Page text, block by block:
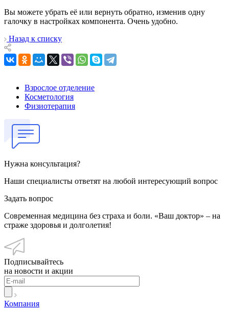
Вы можете убрать её или вернуть обратно, изменив одну
галочку в настройках компонента. Очень удобно.
Назад к списку
Взрослое отделение
Косметология
Физиотерапия
Нужна консультация?
Наши специалисты ответят на любой интересующий вопрос
Задать вопрос
Современная медицина без страха и боли. «Ваш доктор» – на
страже здоровья и долголетия!
Подписывайтесь
на новости и акции
Компания